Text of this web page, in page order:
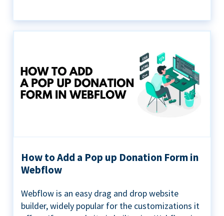
How to Add a Pop up Donation Form in
Webflow
Webflow is an easy drag and drop website
builder, widely popular for the customizations it